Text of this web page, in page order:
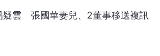
疑雲 張國華妻兒、2董事移送複訊